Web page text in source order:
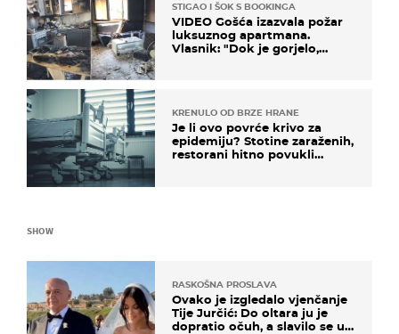
STIGAO I ŠOK S BOOKINGA
VIDEO Gošća izazvala požar
luksuznog apartmana.
Vlasnik: "Dok je gorjelo,
KRENULO OD BRZE HRANE
Je li ovo povrće krivo za
epidemiju? Stotine zaraženih,
restorani hitno povukli
SHOW
RASKOŠNA PROSLAVA
Ovako je izgledalo vjenčanje
Tije Jurčić: Do oltara ju je
dopratio očuh, a slavilo se uz